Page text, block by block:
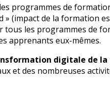
programmes de
» (impact de la formation
les programmes de
apprenants eux-mêmes.
digitale de
et des nombreuses